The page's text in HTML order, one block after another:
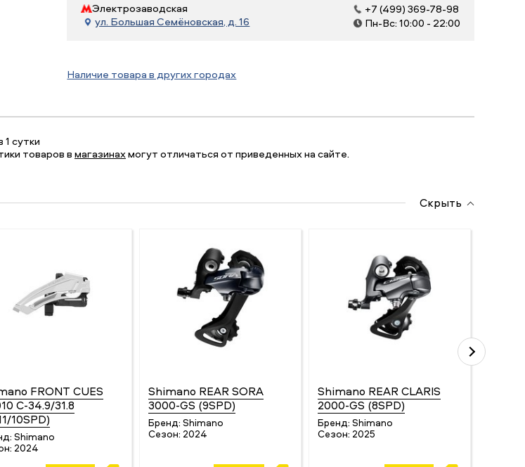
Электрозаводская
ул. Большая Семёновская, д. 16
+7 (499) 369-78-98
Пн-Вс: 10:00 - 22:00
Наличие товара в других городах
сутки
товаров вмагазинахмогут отличаться от приведенных на сайте.
Скрыть
FRONT CUES
C-34.9/31.8
10SPD)
Shimano
2024
Shimano REAR SORA
3000-GS (9SPD)
Бренд: Shimano
Сезон: 2024
Shimano REAR CLARIS
2000-GS (8SPD)
Бренд: Shimano
Сезон: 2025